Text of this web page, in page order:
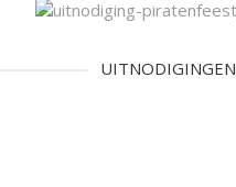
UITNODIGINGEN